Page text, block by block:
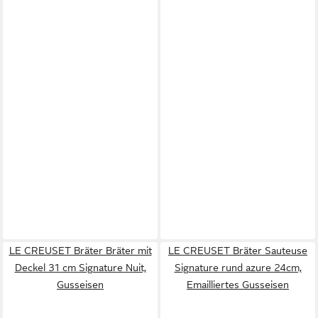
LE CREUSET Bräter Bräter mit
Deckel 31 cm Signature Nuit,
Gusseisen
LE CREUSET Bräter Sauteuse
Signature rund azure 24cm,
Emailliertes Gusseisen